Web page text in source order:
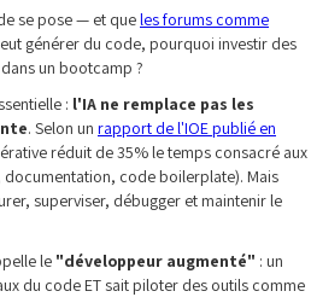
se pose — et queles forums comme
générer du code, pourquoi investir des
un bootcamp ?
: l'IA ne remplace pas les
. Selon un rapport de l'IOE publié en
réduit de 35% le temps consacré aux
code boilerplate). Mais
superviser, débugger et maintenir le
le "développeur augmenté" : un
du code ET sait piloter des outils comme